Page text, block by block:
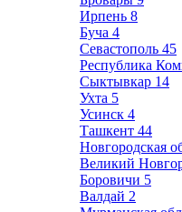
Ирпень 8
Буча 4
Севастополь 45
Республика
Сыктывкар 14
Ухта 5
Усинск 4
Ташкент 44
Новгородская
Великий
Боровичи 5
Валдай 2